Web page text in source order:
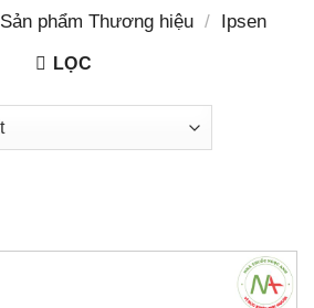
Sản phẩm Thương hiệu / Ipsen
LỌC